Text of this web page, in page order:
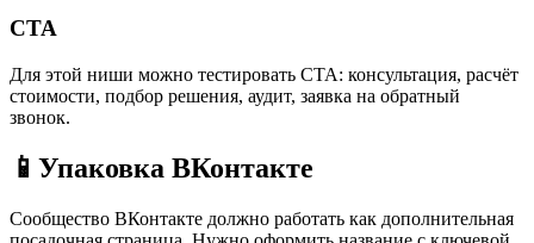
CTA
Для этой ниши можно тестировать CTA: консультация, расчёт
стоимости, подбор решения, аудит, заявка на обратный
звонок.
📱 Упаковка ВКонтакте
Сообщество ВКонтакте должно работать как дополнительная